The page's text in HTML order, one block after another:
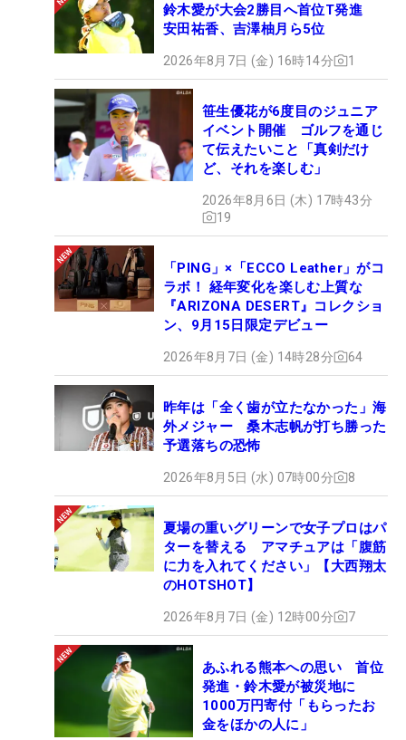
鈴木愛が大会2勝目へ首位T発進
安田祐香、吉澤柚月ら5位
2026年8月7日 (金) 16時14分 1
笹生優花が6度目のジュニア
イベント開催 ゴルフを通じ
て伝えたいこと「真剣だけ
ど、それを楽しむ」
2026年8月6日 (木) 17時43分
19
「PING」×「ECCO Leather」がコ
ラボ！ 経年変化を楽しむ上質な
『ARIZONA DESERT』コレクショ
ン、9月15日限定デビュー
2026年8月7日 (金) 14時28分 64
昨年は「全く歯が立たなかった」海
外メジャー 桑木志帆が打ち勝った
予選落ちの恐怖
2026年8月5日 (水) 07時00分 8
夏場の重いグリーンで女子プロはパ
ターを替える アマチュアは「腹筋
に力を入れてください」【大西翔太
のHOTSHOT】
2026年8月7日 (金) 12時00分 7
あふれる熊本への思い 首位
発進・鈴木愛が被災地に
1000万円寄付「もらったお
金をほかの人に」